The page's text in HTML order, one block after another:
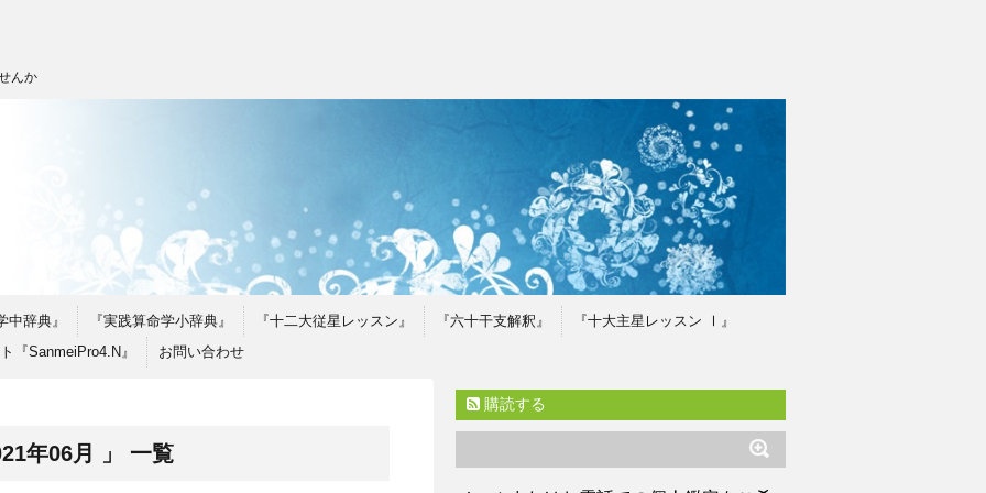
んか
中辞典』 『実践算命学小辞典』 『十二大従星レッスン』 『六十干支解釈』
『十大主星レッスン Ⅰ』
『SanmeiPro4.N』
お問い合わせ
年06月 」 一覧
購読する